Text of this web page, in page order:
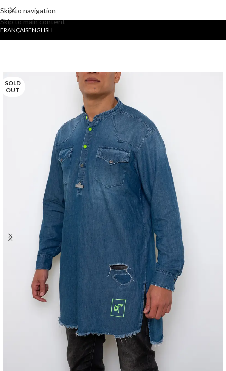
Skip to navigation
Skip to main content
FRANÇAISENGLISH
SOLD
OUT